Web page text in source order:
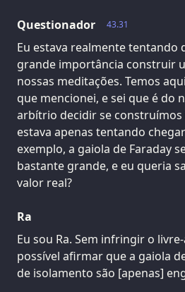
43.31
Questionador
Eu estava realmente tentando
grande importância construir
nossas meditações. Temos
que mencionei, e sei que é do
arbítrio decidir se construímos
estava apenas tentando
exemplo, a gaiola de Faraday
bastante grande, e eu queria
valor real?
Ra
Eu sou Ra. Sem infringir o
possível afirmar que a gaiola
de isolamento são [apenas]